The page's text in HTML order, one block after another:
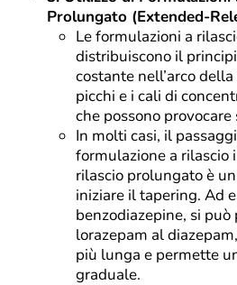
Prolungato (Extended-
Le formulazioni a
distribuiscono il
costante nell’arco
picchi e i cali di
che possono
In molti casi, il
formulazione a rilascio
rilascio prolungato è
iniziare il tapering. Ad
benzodiazepine, si può
lorazepam al
più lunga e permette
graduale.